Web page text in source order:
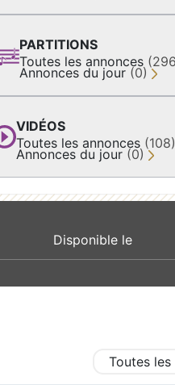
PARTITIONS
Toutes les annonces
Annonces du jour (0)
VIDÉOS
Toutes les annonces (108)
Annonces du jour (0)
Toutes